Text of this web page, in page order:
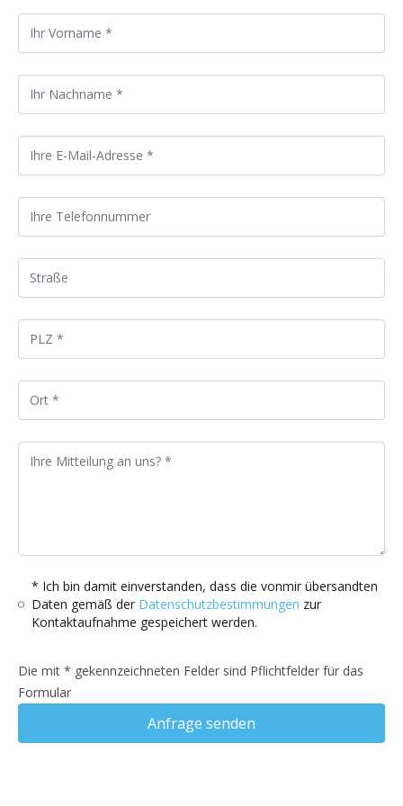
* Ich bin damit einverstanden, dass die vonmir übersandten
Daten gemäß der Datenschutzbestimmungen zur
Kontaktaufnahme gespeichert werden.
Die mit * gekennzeichneten Felder sind Pflichtfelder für das
Formular
Anfrage senden